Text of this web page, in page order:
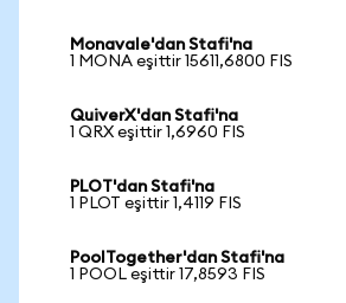
Monavale'dan Stafi'na
1 MONA eşittir 15611,6800 FIS
QuiverX'dan Stafi'na
1 QRX eşittir 1,6960 FIS
PLOT'dan Stafi'na
1 PLOT eşittir 1,4119 FIS
PoolTogether'dan Stafi'na
1 POOL eşittir 17,8593 FIS